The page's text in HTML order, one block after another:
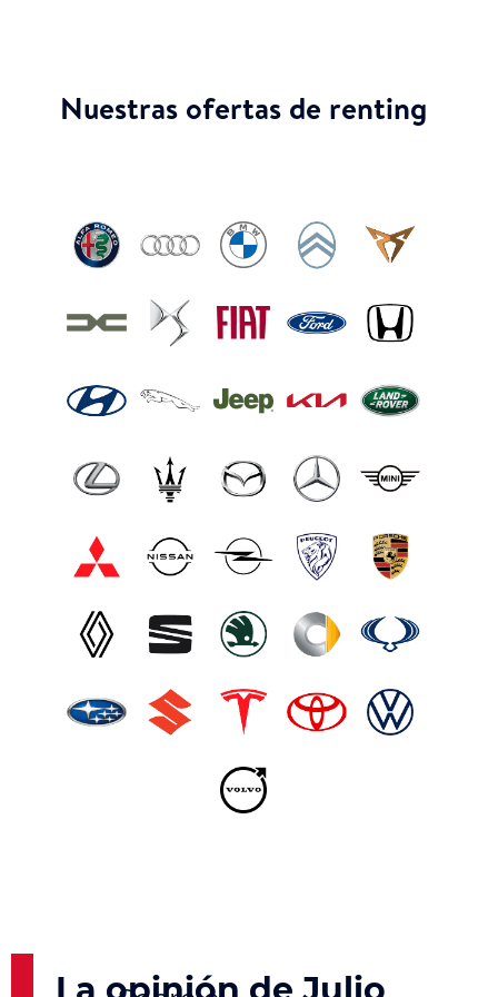
Nuestras ofertas de renting